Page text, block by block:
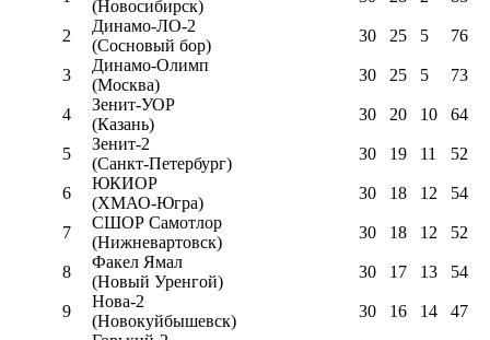
(Новосибирск)
2
Динамо-ЛО-2
(Сосновый бор)
30 25 5 76
3
Динамо-Олимп
(Москва)
30 25 5 73
4
Зенит-УОР
(Казань)
30 20 10 64
5
Зенит-2
(Санкт-Петербург)
30 19 11 52
6
ЮКИОР
(ХМАО-Югра)
30 18 12 54
7
СШОР Самотлор
(Нижневартовск)
30 18 12 52
8
Факел Ямал
(Новый Уренгой)
30 17 13 54
9
Нова-2
(Новокуйбышевск)
30 16 14 47